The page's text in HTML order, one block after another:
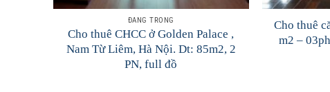
ĐANG TRỐNG
Cho thuê CHCC ở Golden Palace ,
Nam Từ Liêm, Hà Nội. Dt: 85m2, 2
PN, full đồ
Cho thuê
m2 –